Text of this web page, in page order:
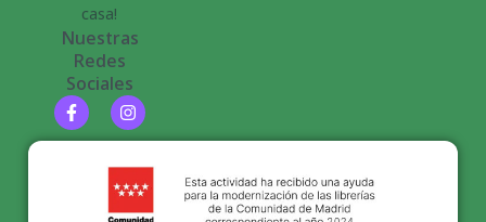
casa!
Nuestras
Redes
Sociales